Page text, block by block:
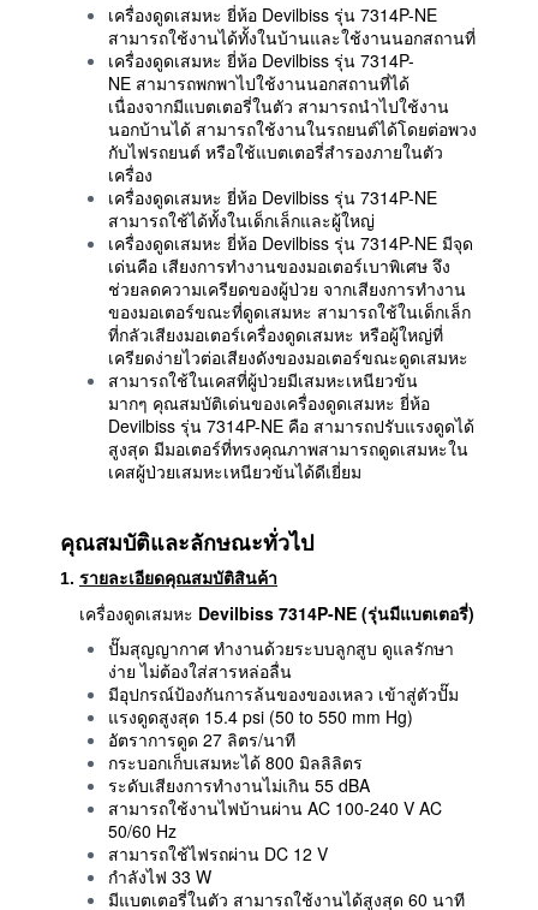
เครื่องดูดเสมหะ ยี่ห้อ Devilbiss รุ่น 7314P-NE
สามารถใช้งานได้ทั้งในบ้านและใช้งานนอกสถานที่
เครื่องดูดเสมหะ ยี่ห้อ Devilbiss รุ่น 7314P-
NE สามารถพกพาไปใช้งานนอกสถานที่ได้
เนื่องจากมีแบตเตอรี่ในตัว สามารถนำไปใช้งาน
นอกบ้านได้ สามารถใช้งานในรถยนต์ได้โดยต่อพวง
กับไฟรถยนต์ หรือใช้แบตเตอรี่สำรองภายในตัว
เครื่อง
เครื่องดูดเสมหะ ยี่ห้อ Devilbiss รุ่น 7314P-NE
สามารถใช้ได้ทั้งในเด็กเล็กและผู้ใหญ่
เครื่องดูดเสมหะ ยี่ห้อ Devilbiss รุ่น 7314P-NE มีจุด
เด่นคือ เสียงการทำงานของมอเตอร์เบาพิเศษ จึง
ช่วยลดความเครียดของผู้ป่วย จากเสียงการทำงาน
ของมอเตอร์ขณะที่ดูดเสมหะ สามารถใช้ในเด็กเล็ก
ที่กลัวเสียงมอเตอร์เครื่องดูดเสมหะ หรือผู้ใหญ่ที่
เครียดง่ายไวต่อเสียงดังของมอเตอร์ขณะดูดเสมหะ
สามารถใช้ในเคสที่ผู้ป่วยมีเสมหะเหนียวข้น
มากๆ คุณสมบัติเด่นของเครื่องดูดเสมหะ ยี่ห้อ
Devilbiss รุ่น 7314P-NE คือ สามารถปรับแรงดูดได้
สูงสุด มีมอเตอร์ที่ทรงคุณภาพสามารถดูดเสมหะใน
เคสผู้ป่วยเสมหะเหนียวข้นได้ดีเยี่ยม
คุณสมบัติและลักษณะทั่วไป
1. รายละเอียดคุณสมบัติสินค้า
เครื่องดูดเสมหะ Devilbiss 7314P-NE (รุ่นมีแบตเตอรี่)
ปั๊มสุญญากาศ ทำงานด้วยระบบลูกสูบ ดูแลรักษา
ง่าย ไม่ต้องใส่สารหล่อลื่น
มีอุปกรณ์ป้องกันการล้นของของเหลว เข้าสู่ตัวปั๊ม
แรงดูดสูงสุด 15.4 psi (50 to 550 mm Hg)
อัตราการดูด 27 ลิตร/นาที
กระบอกเก็บเสมหะได้ 800 มิลลิลิตร
ระดับเสียงการทำงานไม่เกิน 55 dBA
สามารถใช้งานไฟบ้านผ่าน AC 100-240 V AC
50/60 Hz
สามารถใช้ไฟรถผ่าน DC 12 V
กำลังไฟ 33 W
มีแบตเตอรี่ในตัว สามารถใช้งานได้สูงสุด 60 นาที